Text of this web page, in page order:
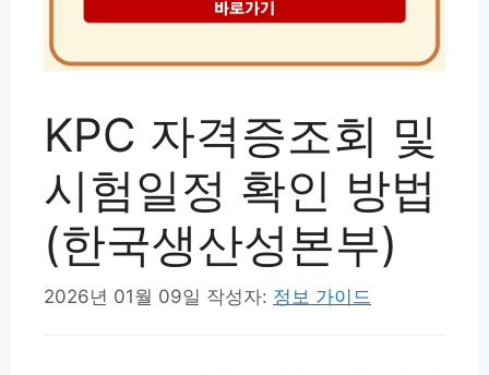
KPC 자격증조회 및
시험일정 확인 방법
(한국생산성본부)
2026년 01월 09일 작성자: 정보 가이드